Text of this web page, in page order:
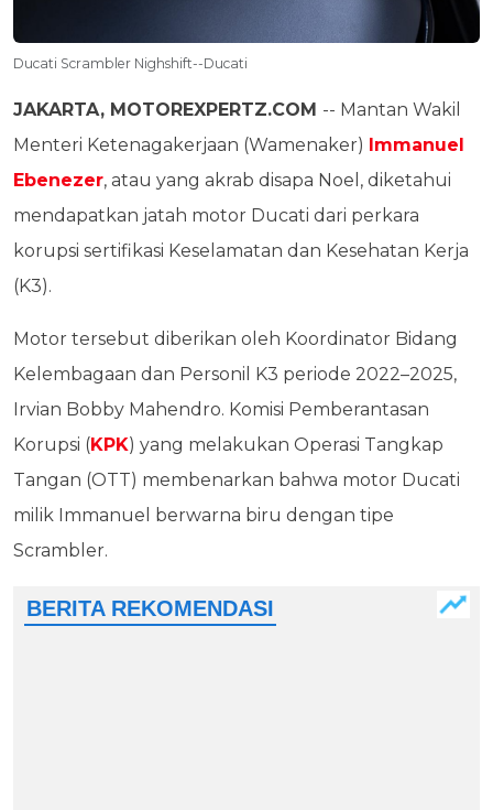
Ducati Scrambler Nighshift--Ducati
JAKARTA, MOTOREXPERTZ.COM -- Mantan Wakil
Menteri Ketenagakerjaan (Wamenaker) Immanuel
Ebenezer, atau yang akrab disapa Noel, diketahui
mendapatkan jatah motor Ducati dari perkara
korupsi sertifikasi Keselamatan dan Kesehatan Kerja
(K3).
Motor tersebut diberikan oleh Koordinator Bidang
Kelembagaan dan Personil K3 periode 2022–2025,
Irvian Bobby Mahendro. Komisi Pemberantasan
Korupsi (KPK) yang melakukan Operasi Tangkap
Tangan (OTT) membenarkan bahwa motor Ducati
milik Immanuel berwarna biru dengan tipe
Scrambler.